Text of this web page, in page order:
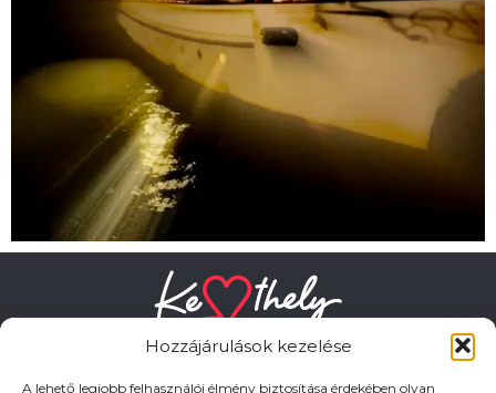
Hozzájárulások kezelése
A lehető legjobb felhasználói élmény biztosítása érdekében olyan